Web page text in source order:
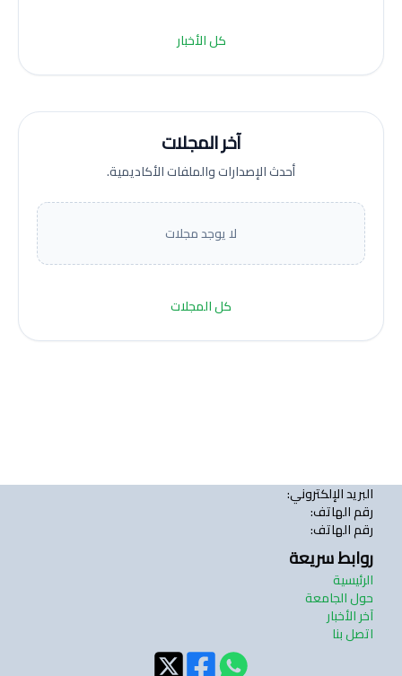
كل الأخبار
آخر المجلات
أحدث الإصدارات والملفات الأكاديمية.
لا يوجد مجلات
كل المجلات
البريد الإلكتروني:
رقم الهاتف:
رقم الهاتف:
روابط سريعة
الرئيسية
حول الجامعة
آخر الأخبار
اتصل بنا